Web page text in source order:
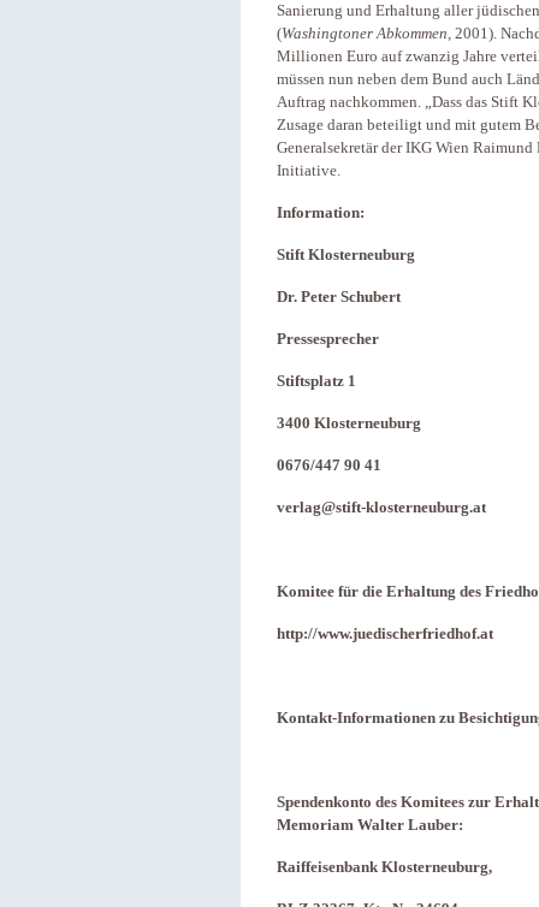
Sanierung und Erhaltung aller
(Washingtoner Abkommen, 2001).
Millionen Euro auf zwanzig Jahre
müssen nun neben dem Bund auch
Auftrag nachkommen. „Dass das Stift
Zusage daran beteiligt und mit gutem
Generalsekretär der IKG Wien
Initiative.
Information:
Stift Klosterneuburg
Dr. Peter Schubert
Pressesprecher
Stiftsplatz 1
3400 Klosterneuburg
0676/447 90 41
verlag@stift-klosterneuburg.at
Komitee für die Erhaltung des
http://www.juedischerfriedhof.at
Kontakt-Informationen zu
Spendenkonto des Komitees zur
Memoriam Walter Lauber:
Raiffeisenbank Klosterneuburg,